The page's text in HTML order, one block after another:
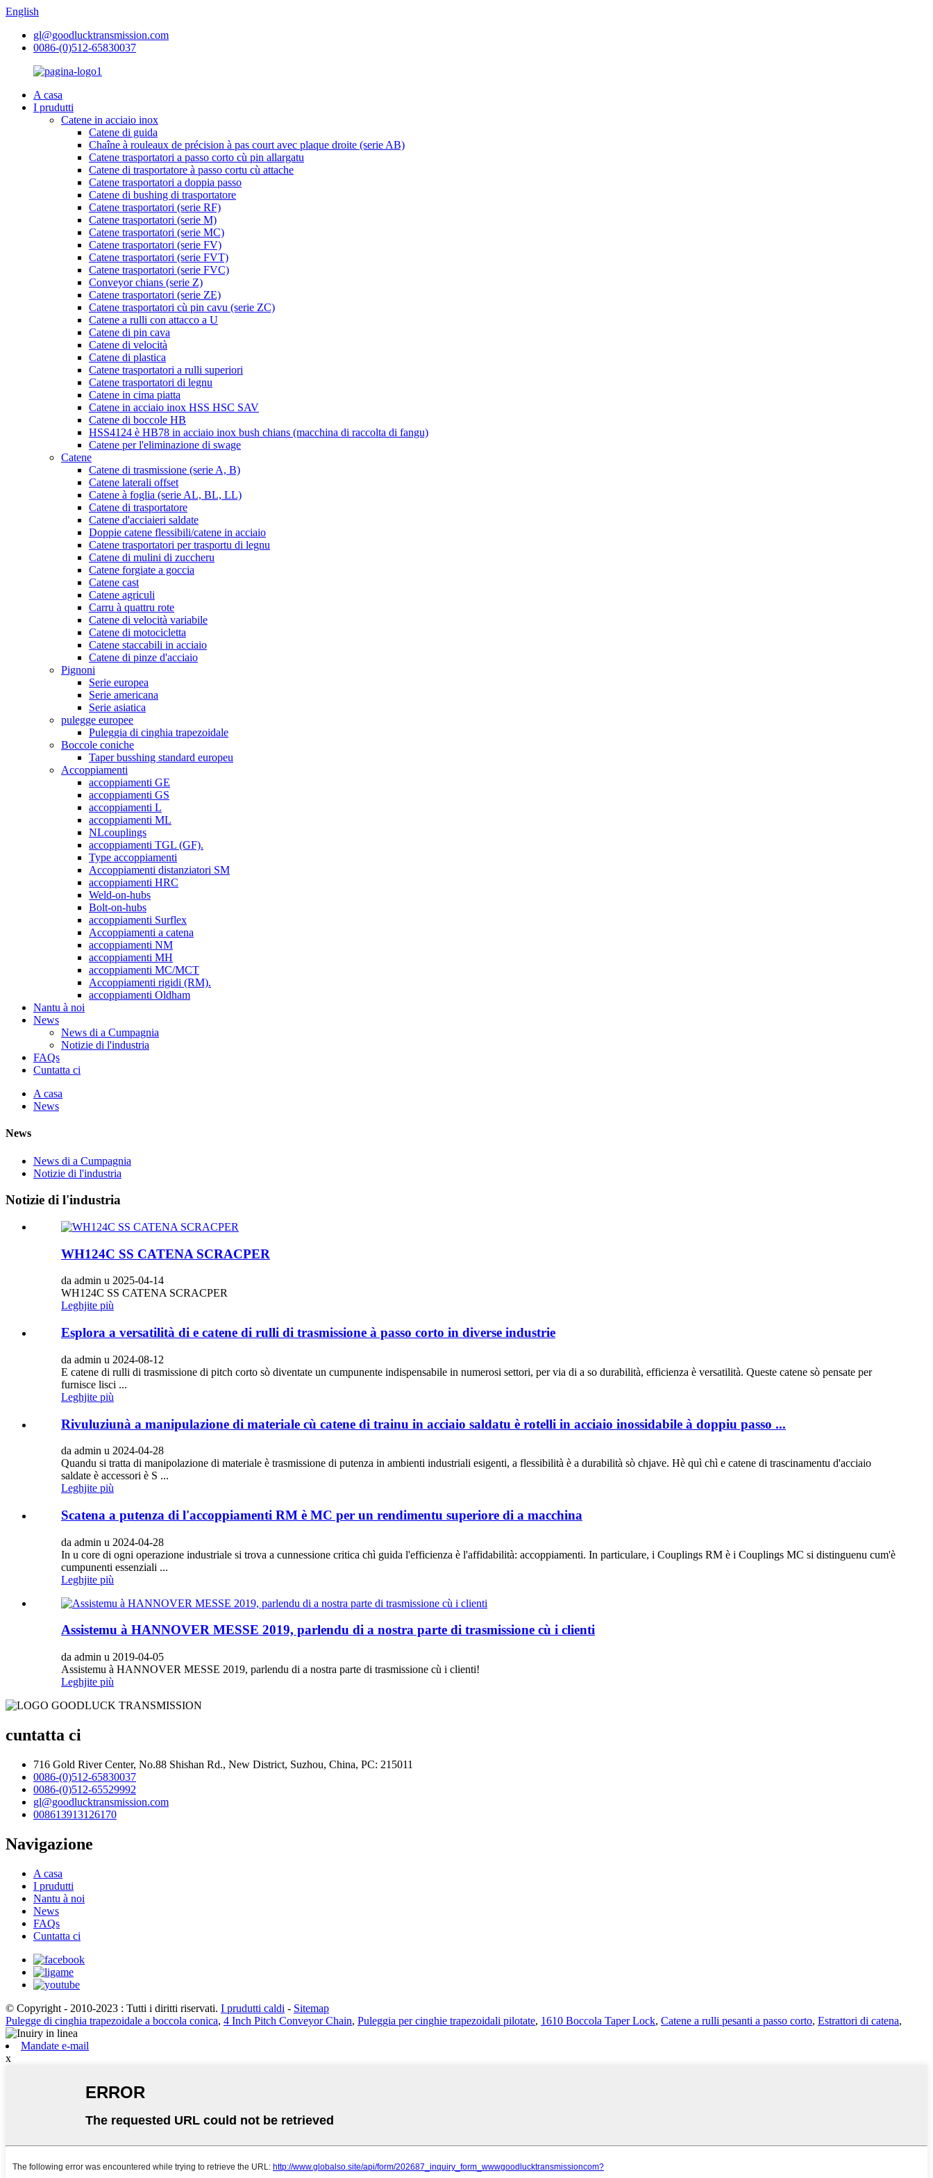
English
gl@goodlucktransmission.com
0086-(0)512-65830037
A casa
I prudutti
Catene in acciaio inox
Catene di guida
Chaîne à rouleaux de précision à pas court avec plaque droite (serie AB)
Catene trasportatori a passo corto cù pin allargatu
Catene di trasportatore à passo cortu cù attache
Catene trasportatori a doppia passo
Catene di bushing di trasportatore
Catene trasportatori (serie RF)
Catene trasportatori (serie M)
Catene trasportatori (serie MC)
Catene trasportatori (serie FV)
Catene trasportatori (serie FVT)
Catene trasportatori (serie FVC)
Conveyor chians (serie Z)
Catene trasportatori (serie ZE)
Catene trasportatori cù pin cavu (serie ZC)
Catene a rulli con attacco a U
Catene di pin cava
Catene di velocità
Catene di plastica
Catene trasportatori a rulli superiori
Catene trasportatori di legnu
Catene in cima piatta
Catene in acciaio inox HSS HSC SAV
Catene di boccole HB
HSS4124 è HB78 in acciaio inox bush chians (macchina di raccolta di fangu)
Catene per l'eliminazione di swage
Catene
Catene di trasmissione (serie A, B)
Catene laterali offset
Catene à foglia (serie AL, BL, LL)
Catene di trasportatore
Catene d'acciaieri saldate
Doppie catene flessibili/catene in acciaio
Catene trasportatori per trasportu di legnu
Catene di mulini di zuccheru
Catene forgiate a goccia
Catene cast
Catene agriculi
Carru à quattru rote
Catene di velocità variabile
Catene di motocicletta
Catene staccabili in acciaio
Catene di pinze d'acciaio
Pignoni
Serie europea
Serie americana
Serie asiatica
pulegge europee
Puleggia di cinghia trapezoidale
Boccole coniche
Taper busshing standard europeu
Accoppiamenti
accoppiamenti GE
accoppiamenti GS
accoppiamenti L
accoppiamenti ML
NLcouplings
accoppiamenti TGL (GF).
Type accoppiamenti
Accoppiamenti distanziatori SM
accoppiamenti HRC
Weld-on-hubs
Bolt-on-hubs
accoppiamenti Surflex
Accoppiamenti a catena
accoppiamenti NM
accoppiamenti MH
accoppiamenti MC/MCT
Accoppiamenti rigidi (RM).
accoppiamenti Oldham
Nantu à noi
News
News di a Cumpagnia
Notizie di l'industria
FAQs
Cuntatta ci
A casa
News
News
News di a Cumpagnia
Notizie di l'industria
Notizie di l'industria
WH124C SS CATENA SCRACPER
da admin u 2025-04-14
WH124C SS CATENA SCRACPER
Leghjite più
Esplora a versatilità di e catene di rulli di trasmissione à passo corto in diverse industrie
da admin u 2024-08-12
E catene di rulli di trasmissione di pitch corto sò diventate un cumpunente indispensabile in numerosi settori, per via di a so durabilità, efficienza è versatilità. Queste catene sò pensate per
furnisce lisci ...
Leghjite più
Rivuluziunà a manipulazione di materiale cù catene di trainu in acciaio saldatu è rotelli in acciaio inossidabile à doppiu passo ...
da admin u 2024-04-28
Quandu si tratta di manipolazione di materiale è trasmissione di putenza in ambienti industriali esigenti, a flessibilità è a durabilità sò chjave. Hè quì chì e catene di trascinamentu d'acciaio
saldate è accessori è S ...
Leghjite più
Scatena a putenza di l'accoppiamenti RM è MC per un rendimentu superiore di a macchina
da admin u 2024-04-28
In u core di ogni operazione industriale si trova a cunnessione critica chì guida l'efficienza è l'affidabilità: accoppiamenti. In particulare, i Couplings RM è i Couplings MC si distinguenu cum'è
cumpunenti essenziali ...
Leghjite più
Assistemu à HANNOVER MESSE 2019, parlendu di a nostra parte di trasmissione cù i clienti
da admin u 2019-04-05
Assistemu à HANNOVER MESSE 2019, parlendu di a nostra parte di trasmissione cù i clienti!
Leghjite più
cuntatta ci
716 Gold River Center, No.88 Shishan Rd., New District, Suzhou, China, PC: 215011
0086-(0)512-65830037
0086-(0)512-65529992
gl@goodlucktransmission.com
008613913126170
Navigazione
A casa
I prudutti
Nantu à noi
News
FAQs
Cuntatta ci
© Copyright - 2010-2023 : Tutti i diritti riservati. I prudutti caldi - Sitemap
Pulegge di cinghia trapezoidale a boccola conica, 4 Inch Pitch Conveyor Chain, Puleggia per cinghie trapezoidali pilotate, 1610 Boccola Taper Lock, Catene a rulli pesanti a passo corto, Estrattori di catena,
Mandate e-mail
x